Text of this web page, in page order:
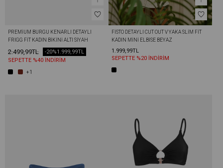
PREMIUM BURGU KENARLI DETAYLI
FRIGG FIT KADIN BIKINI ALTI SIYAH
2.499,99TL 1.999,99TL
-20%
SEPETTE %40 İNDİRİM
+1
FISTO DETAYLI CUT OUT V YAKA SLIM FIT
KADIN MINI ELBISE BEYAZ
1.999,99TL
SEPETTE %20 İNDİRİM